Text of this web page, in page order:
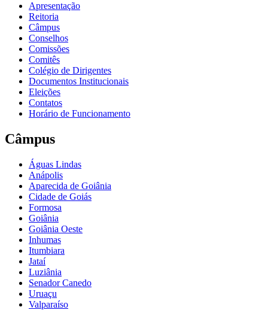
Apresentação
Reitoria
Câmpus
Conselhos
Comissões
Comitês
Colégio de Dirigentes
Documentos Institucionais
Eleições
Contatos
Horário de Funcionamento
Câmpus
Águas Lindas
Anápolis
Aparecida de Goiânia
Cidade de Goiás
Formosa
Goiânia
Goiânia Oeste
Inhumas
Itumbiara
Jataí
Luziânia
Senador Canedo
Uruaçu
Valparaíso